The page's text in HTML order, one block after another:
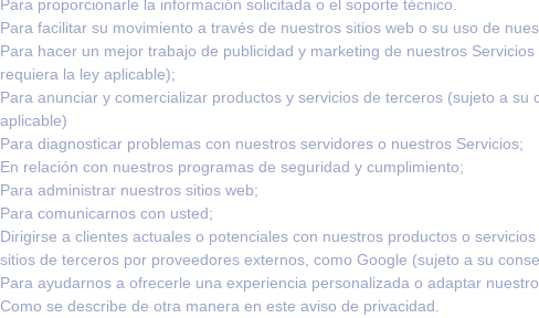
Para proporcionarle la información solicitada o el soporte técnico.
Para facilitar su movimiento a través de nuestros sitios web o su uso de
Para hacer un mejor trabajo de publicidad y marketing de nuestros
requiera la ley aplicable);
Para anunciar y comercializar productos y servicios de terceros (sujeto a
aplicable)
Para diagnosticar problemas con nuestros servidores o nuestros Servicios;
En relación con nuestros programas de seguridad y cumplimiento;
Para administrar nuestros sitios web;
Para comunicarnos con usted;
Dirigirse a clientes actuales o potenciales con nuestros productos o
sitios de terceros por proveedores externos, como Google (sujeto a su
Para ayudarnos a ofrecerle una experiencia personalizada o adaptar
Como se describe de otra manera en este aviso de privacidad.